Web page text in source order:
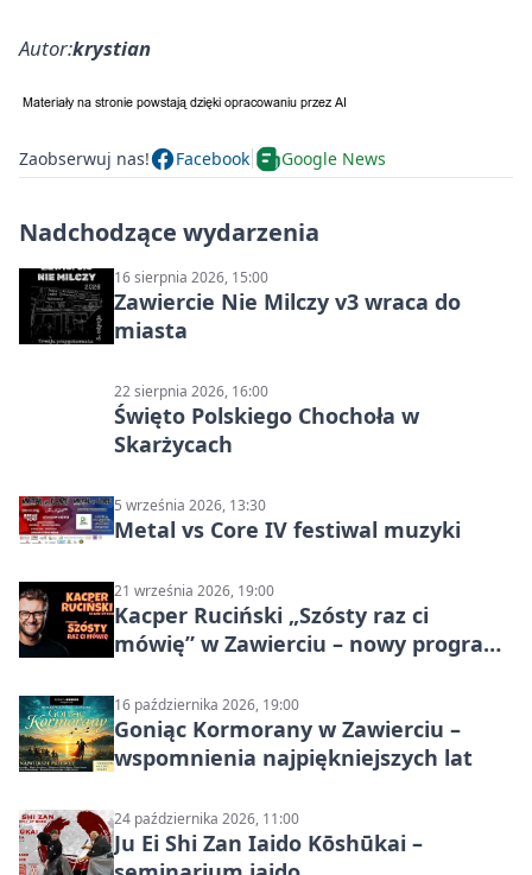
Autor:krystian
Zaobserwuj nas! Facebook Google News
Nadchodzące wydarzenia
16 sierpnia 2026, 15:00
Zawiercie Nie Milczy v3 wraca do
miasta
22 sierpnia 2026, 16:00
Święto Polskiego Chochoła w
Skarżycach
5 września 2026, 13:30
Metal vs Core IV festiwal muzyki
21 września 2026, 19:00
Kacper Ruciński „Szósty raz ci
mówię” w Zawierciu – nowy program
16 października 2026, 19:00
Goniąc Kormorany w Zawierciu –
wspomnienia najpiękniejszych lat
24 października 2026, 11:00
Ju Ei Shi Zan Iaido Kōshūkai –